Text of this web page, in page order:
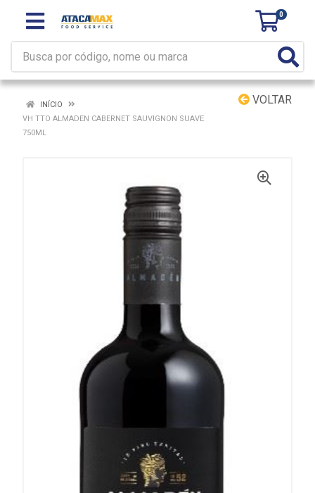
0
VOLTAR
INÍCIO
VH TTO ALMADEN CABERNET SAUVIGNON SUAVE
750ML